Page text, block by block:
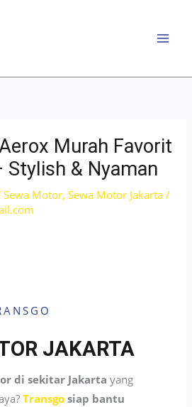
Murah Favorit
Stylish & Nyaman
Sewa Motor,Sewa Motor Jakarta /
JAKARTA
di sekitar Jakarta yang
Transgo siap bantu